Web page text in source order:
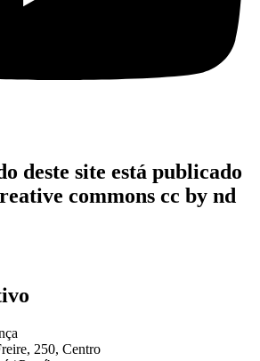
deste site está publicado
commons cc by nd
250, Centro